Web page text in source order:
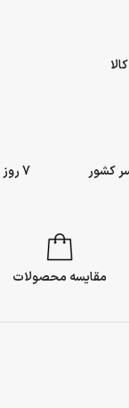
کشور 7 روز ضمانت بازگشت وجه
مقایسه محصولات